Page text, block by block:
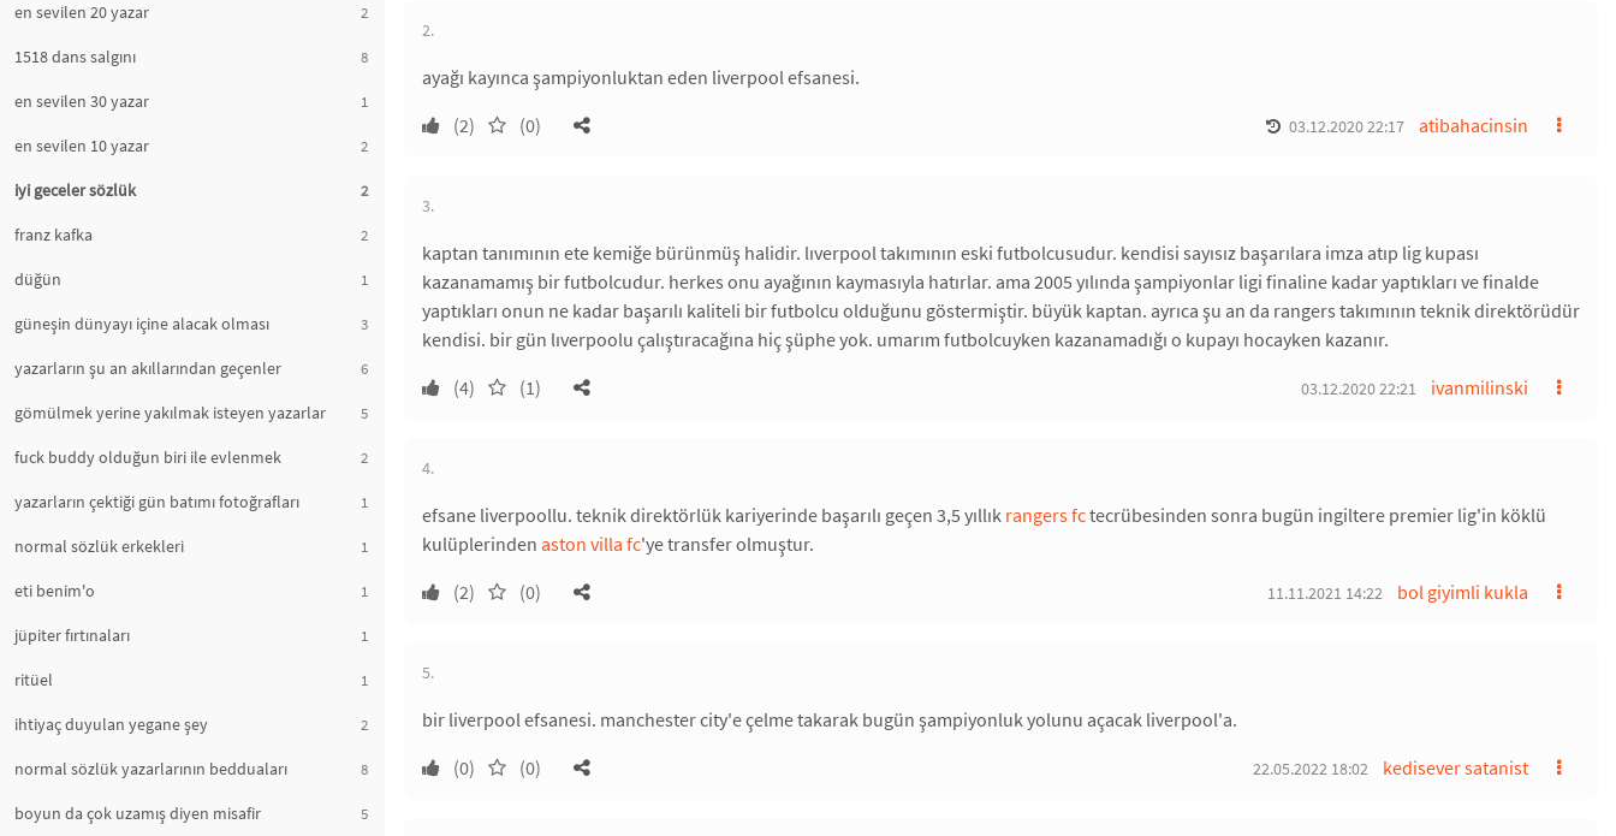
en sevilen 20 yazar 2
1518 dans salgını 8
en sevilen 30 yazar 1
en sevilen 10 yazar 2
iyi geceler sözlük 2
franz kafka 2
düğün 1
güneşin dünyayı içine alacak olması 3
yazarların şu an akıllarından geçenler 6
gömülmek yerine yakılmak isteyen yazarlar 5
fuck buddy olduğun biri ile evlenmek 2
yazarların çektiği gün batımı fotoğrafları 1
normal sözlük erkekleri 1
eti benim'o 1
jüpiter fırtınaları 1
ritüel 1
ihtiyaç duyulan yegane şey 2
normal sözlük yazarlarının bedduaları 8
boyun da çok uzamış diyen misafir 5
2.
ayağı kayınca şampiyonluktan eden liverpool efsanesi.
(2)
(0) atibahacinsin
03.12.2020 22:17
3.
kaptan tanımının ete kemiğe bürünmüş halidir. lıverpool takımının eski futbolcusudur. kendisi sayısız başarılara imza atıp lig kupası
kazanamamış bir futbolcudur. herkes onu ayağının kaymasıyla hatırlar. ama 2005 yılında şampiyonlar ligi finaline kadar yaptıkları ve finalde
yaptıkları onun ne kadar başarılı kaliteli bir futbolcu olduğunu göstermiştir. büyük kaptan. ayrıca şu an da rangers takımının teknik direktörüdür
kendisi. bir gün lıverpoolu çalıştıracağına hiç şüphe yok. umarım futbolcuyken kazanamadığı o kupayı hocayken kazanır.
(4)
(1) ivanmilinski
03.12.2020 22:21
4.
efsane liverpoollu. teknik direktörlük kariyerinde başarılı geçen 3,5 yıllık rangers fctecrübesinden sonra bugün ingiltere premier lig'in köklü
kulüplerinden aston villa fc'ye transfer olmuştur.
(2)
(0) bol giyimli kukla
11.11.2021 14:22
5.
bir liverpool efsanesi. manchester city'e çelme takarak bugün şampiyonluk yolunu açacak liverpool'a.
(0)
(0) kedisever satanist
22.05.2022 18:02